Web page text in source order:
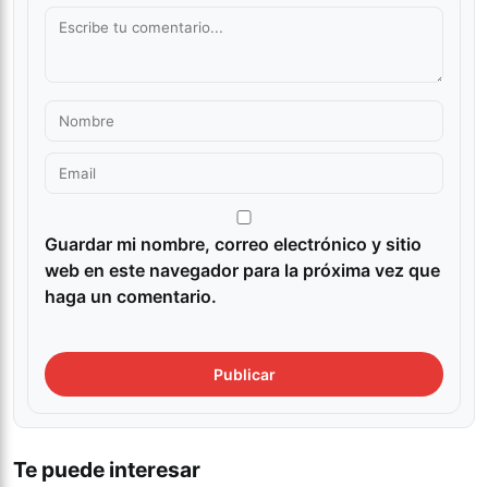
Guardar mi nombre, correo electrónico y sitio
web en este navegador para la próxima vez que
haga un comentario.
Te puede interesar